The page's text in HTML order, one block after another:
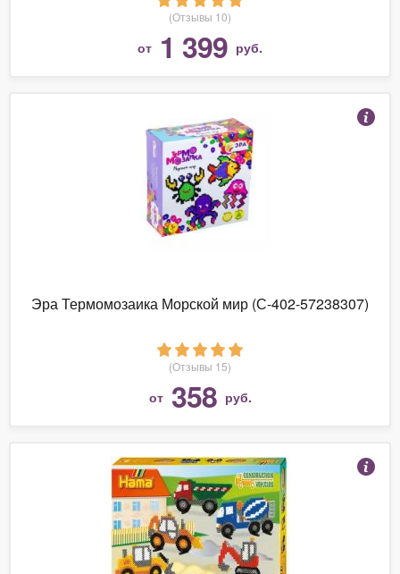
(Отзывы 10)
от 1 399 руб.
Эра Термомозаика Морской мир (С-402-57238307)
(Отзывы 15)
от 358 руб.